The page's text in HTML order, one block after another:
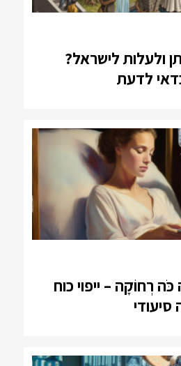
ולעלות לישראל?
לדעת
רְחוֹקָה – ייפוי כוח